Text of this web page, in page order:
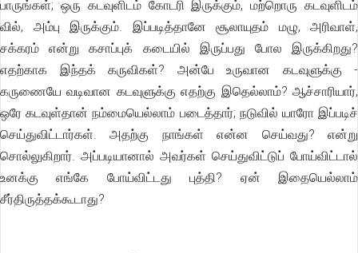
பாருங்கள்; ஒரு கடவுளிடம் கோடரி இருக்கும், மற்றொரு கடவுளிடம்
வில், அம்பு இருக்கும். இப்படித்தானே சூலாயுதம் மழு, அரிவாள்,
சக்கரம் என்று கசாப்புக் கடையில் இருப்பது போல இருக்கிறது?
எதற்காக இந்தக் கருவிகள்? அன்பே உருவான கடவுளுக்கு -
கருணையே வடிவான கடவுளுக்கு எதற்கு இதெல்லாம்? ஆச்சாரியார்,
ஒரே கடவுள்தான் நம்மையெல்லாம் படைத்தார்; நடுவில் யாரோ இப்படிச்
செய்துவிட்டார்கள். அதற்கு நாங்கள் என்ன செய்வது? என்று
சொல்லுகிறார். அப்படியானால் அவர்கள் செய்துவிட்டுப் போய்விட்டால்
உனக்கு எங்கே போய்விட்டது புத்தி? ஏன் இதையெல்லாம்
சீர்திருத்தக்கூடாது?